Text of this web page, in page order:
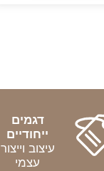
דגמים
ייחודיים
עיצוב וייצור
עצמי